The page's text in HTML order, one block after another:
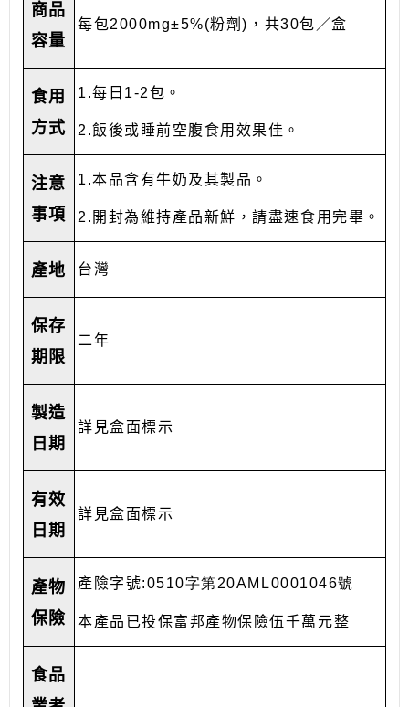
商品
容量
每包2000mg±5%(粉劑)，共30包／盒
食用
方式
1.每日1-2包。
2.飯後或睡前空腹食用效果佳。
注意
事項
1.本品含有牛奶及其製品。
2.開封為維持產品新鮮，請盡速食用完畢。
產地 台灣
保存
期限
二年
製造
日期
詳見盒面標示
有效
日期
詳見盒面標示
產物
保險
產險字號:0510字第20AML0001046號
本產品已投保富邦產物保險伍千萬元整
食品